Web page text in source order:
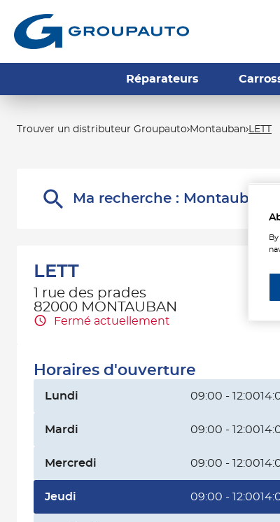
Réparateurs
Trouver un distributeur Groupauto Montauban LETT
Ma recherche : Montauban
LETT
1 rue des prades
82000 MONTAUBAN
Fermé actuellement
Horaires d'ouverture
Lundi 09:00 - 12:00
Mardi 09:00 - 12:00
Mercredi 09:00 - 12:00
Jeudi 09:00 - 12:00